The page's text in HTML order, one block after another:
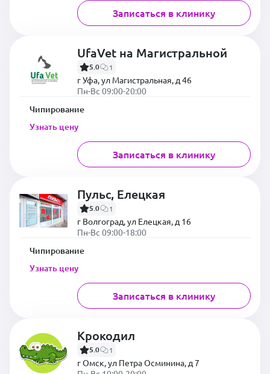
Записаться в клинику
UfaVet на Магистральной
5.0 1
г Уфа, ул Магистральная, д 46
Пн-Вс 09:00-20:00
Чипирование
Узнать цену
Записаться в клинику
Пульс, Елецкая
5.0 1
г Волгоград, ул Елецкая, д 16
Пн-Вс 09:00-18:00
Чипирование
Узнать цену
Записаться в клинику
Крокодил
5.0 1
г Омск, ул Петра Осминина, д 7